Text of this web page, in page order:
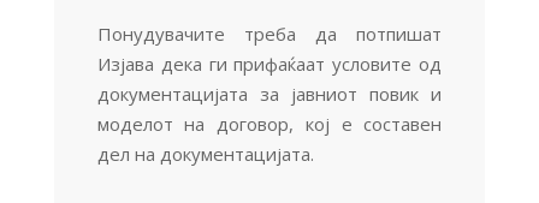
Понудувачите треба да потпишат
Изјава дека ги прифаќаат условите од
документацијата за јавниот повик и
моделот на договор, кој е составен
дел на документацијата.